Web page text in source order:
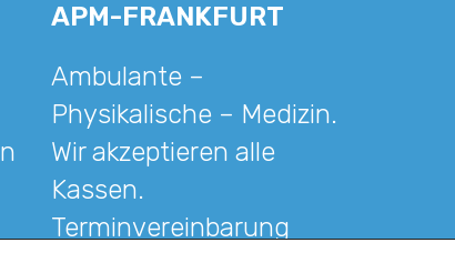
APM-FRANKFURT
Ambulante –
Physikalische – Medizin.
Wir akzeptieren alle
Kassen.
Terminvereinbarung